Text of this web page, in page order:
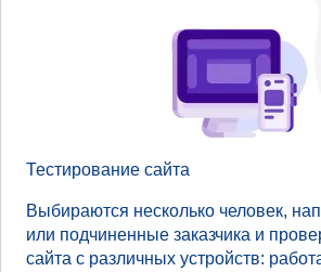
Тестирование сайта
Выбираются несколько человек,
или подчиненные заказчика и
сайта с различных устройств: